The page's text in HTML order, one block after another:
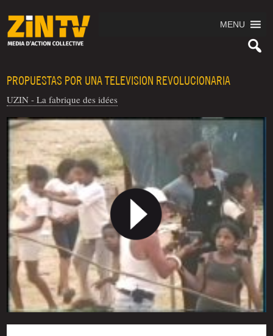
MENU
PROPUESTAS POR UNA TELEVISION REVOLUCIONARIA
UZIN - La fabrique des idées